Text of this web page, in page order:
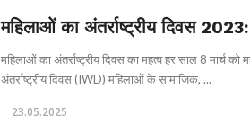
महिलाओं का अंतर्राष्ट्रीय दिवस
महिलाओं का अंतर्राष्ट्रीय दिवस का महत्व हर साल 8 मार्च को
अंतर्राष्ट्रीय दिवस (IWD) महिलाओं के सामाजिक, ...
23.05.2025